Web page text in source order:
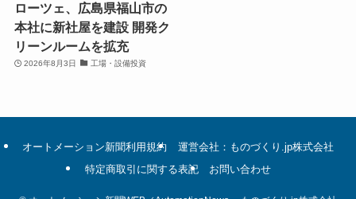
ローツェ、広島県福山市の
本社に新社屋を建設 開発ク
リーンルームを拡充
2026年8月3日 工場・設備投資
オートメーション新聞利用規約
運営会社：ものづくり.jp株式会社
特定商取引に関する表記
お問い合わせ